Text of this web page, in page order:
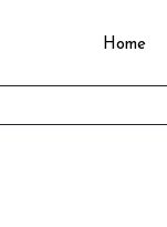
Home